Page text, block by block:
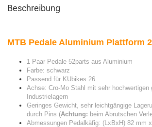
Beschreibung
MTB Pedale Aluminium Plattform
1 Paar Pedale 52parts aus Aluminium
Farbe: schwarz
Passend für KUbikes 26
Achse: Cro-Mo Stahl mit sehr hochwertigen
Industrielagern
Geringes Gewicht, sehr leichtgängige
durch Pins (Achtung: beim Abrutschen
Abmessungen Pedalkäfig: (LxBxH) 82 mm